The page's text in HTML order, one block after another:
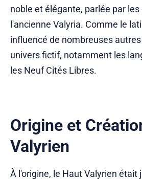
noble et élégante, parlée par
l'ancienne Valyria. Comme le
influencé de nombreuses
univers fictif, notamment les
les Neuf Cités Libres.
Origine et
Valyrien
À l'origine, le Haut Valyrien était